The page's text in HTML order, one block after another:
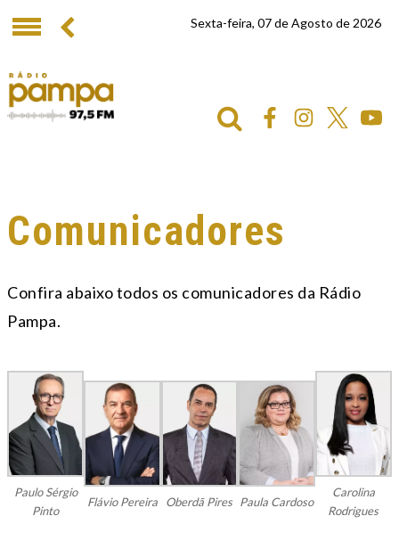
Sexta-feira, 07 de Agosto de 2026
Comunicadores
Confira abaixo todos os comunicadores da Rádio
Pampa.
Paulo Sérgio
Pinto
Flávio Pereira Oberdã Pires Paula Cardoso
Carolina
Rodrigues